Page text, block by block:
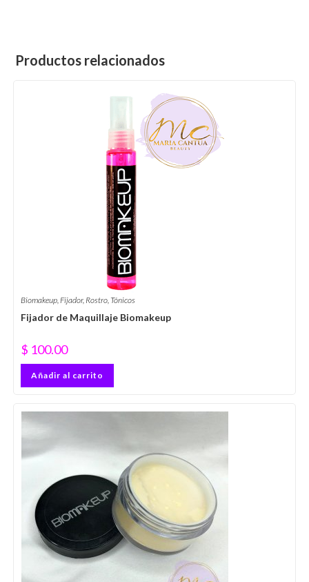
Productos relacionados
Biomakeup, Fijador, Rostro, Tónicos
Fijador de Maquillaje Biomakeup
$ 100.00
Añadir al carrito